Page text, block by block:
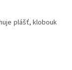
plášť, klobouk